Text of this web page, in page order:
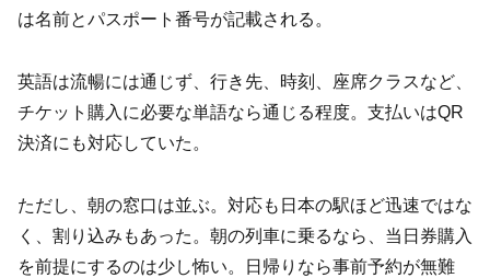
は名前とパスポート番号が記載される。
英語は流暢には通じず、行き先、時刻、座席クラスなど、
チケット購入に必要な単語なら通じる程度。支払いはQR
決済にも対応していた。
ただし、朝の窓口は並ぶ。対応も日本の駅ほど迅速ではな
く、割り込みもあった。朝の列車に乗るなら、当日券購入
を前提にするのは少し怖い。日帰りなら事前予約が無難